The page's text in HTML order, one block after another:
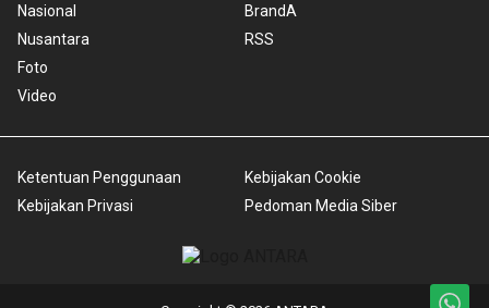
Nasional
Nusantara
Foto
Video
BrandA
RSS
Ketentuan Penggunaan
Kebijakan Privasi
Kebijakan Cookie
Pedoman Media Siber